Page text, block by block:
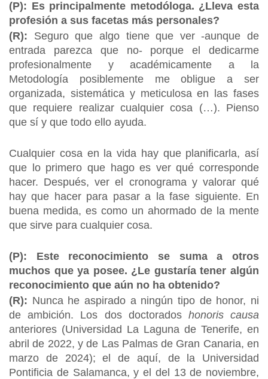
(P): Es principalmente metodóloga. ¿Lleva esta
profesión a sus facetas más personales?
(R): Seguro que algo tiene que ver -aunque de
entrada parezca que no- porque el dedicarme
profesionalmente y académicamente a la
Metodología posiblemente me obligue a ser
organizada, sistemática y meticulosa en las fases
que requiere realizar cualquier cosa (…). Pienso
que sí y que todo ello ayuda.
Cualquier cosa en la vida hay que planificarla, así
que lo primero que hago es ver qué corresponde
hacer. Después, ver el cronograma y valorar qué
hay que hacer para pasar a la fase siguiente. En
buena medida, es como un ahormado de la mente
que sirve para cualquier cosa.
(P): Este reconocimiento se suma a otros
muchos que ya posee. ¿Le gustaría tener algún
reconocimiento que aún no ha obtenido?
(R): Nunca he aspirado a ningún tipo de honor, ni
de ambición. Los dos doctorados honoris causa
anteriores (Universidad La Laguna de Tenerife, en
abril de 2022, y de Las Palmas de Gran Canaria, en
marzo de 2024); el de aquí, de la Universidad
Pontificia de Salamanca, y el del 13 de noviembre,